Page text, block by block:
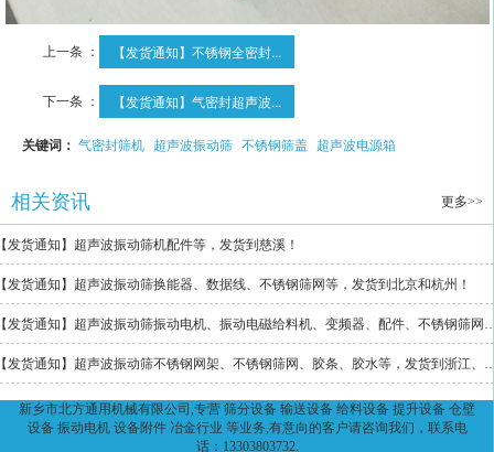
上一条 ： 【发货通知】不锈钢全密封...
下一条 ： 【发货通知】气密封超声波...
关键词： 气密封筛机 超声波振动筛 不锈钢筛盖 超声波电源箱
相关资讯 更多>>
发货通知】超声波振动筛机配件等，发货到慈溪！
发货通知】超声波振动筛换能器、数据线、不锈钢筛网等，发货到北京和杭州！
【发货通知】超声波振动筛振动电机、振动电磁给料机、变
【发货通知】超声波振动筛不锈钢网架、不锈钢筛网
新乡市北方通用机械有限公司,专营 筛分设备 输送设备 给料设备 提升设备 仓壁
设备 振动电机 设备附件 冶金行业 等业务,有意向的客户请咨询我们，联系电
话：13303803732.